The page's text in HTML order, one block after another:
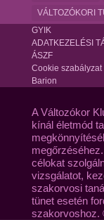
VÁLTOZÓKORI
GYIK
ADATKEZELÉSI
ÁSZF
Cookie szabályzat
Barion
A Változókor
kínál életmód
célokat
vizsgálatot,
szakorvosi
tünet esetén
szakorvoshoz.